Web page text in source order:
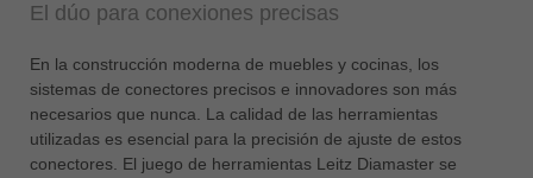
türkçe
USA
english
Việt Nam
tiếng việt
El dúo para conexiones precisas
En la construcción moderna de muebles y cocinas, los
sistemas de conectores precisos e innovadores son más
necesarios que nunca. La calidad de las herramientas
utilizadas es esencial para la precisión de ajuste de estos
conectores. El juego de herramientas Leitz Diamaster se